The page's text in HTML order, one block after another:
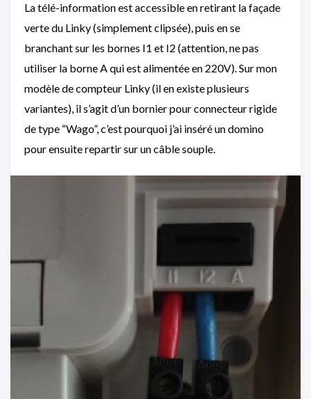
La télé-information est accessible en retirant la façade
verte du Linky (simplement clipsée), puis en se
branchant sur les bornes I1 et I2 (attention, ne pas
utiliser la borne A qui est alimentée en 220V). Sur mon
modèle de compteur Linky (il en existe plusieurs
variantes), il s’agit d’un bornier pour connecteur rigide
de type “Wago”, c’est pourquoi j’ai inséré un domino
pour ensuite repartir sur un câble souple.